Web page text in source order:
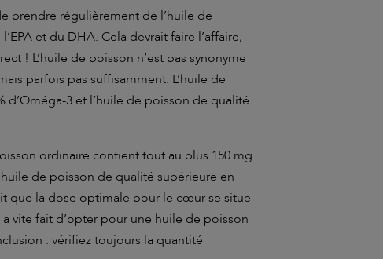
prendre régulièrement de l’huile de
et du DHA. Cela devrait faire l’affaire,
! L’huile de poisson n’est pas synonyme
parfois pas suffisamment. L’huile de
3 et l’huile de poisson de qualité
ordinaire contient tout au plus 150 mg
de poisson de qualité supérieure en
que la dose optimale pour le cœur se situe
vite fait d’opter pour une huile de poisson
: vérifiez toujours la quantité